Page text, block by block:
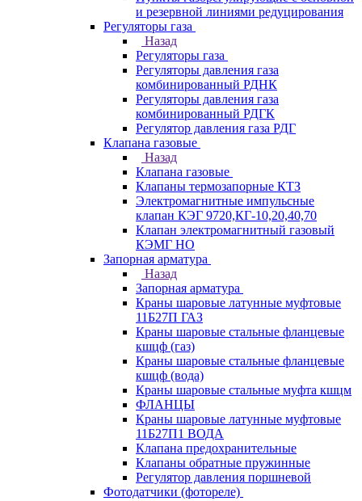
и резервной линиями редуцирования
Регуляторы газа
Назад
Регуляторы газа
Регуляторы давления газа
комбинированный РДНК
Регуляторы давления газа
комбинированный РДГК
Регулятор давления газа РДГ
Клапана газовые
Назад
Клапана газовые
Клапаны термозапорные КТЗ
Электромагнитные импульсные
клапан КЭГ 9720,КГ-10,20,40,70
Клапан электромагнитный газовый
КЭМГ НО
Запорная арматура
Назад
Запорная арматура
Краны шаровые латунные муфтовые
11Б27П ГАЗ
Краны шаровые стальные фланцевые
кшцф (газ)
Краны шаровые стальные фланцевые
кшцф (вода)
Краны шаровые стальные муфта кшцм
ФЛАНЦЫ
Краны шаровые латунные муфтовые
11Б27П1 ВОДА
Клапана предохранительные
Клапаны обратные пружинные
Регулятор давления поршневой
Фотодатчики (фотореле)